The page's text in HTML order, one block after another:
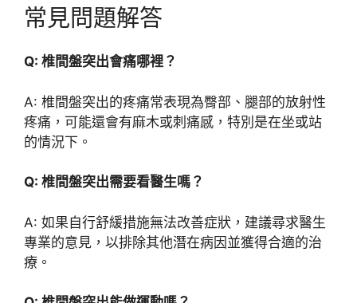
常見問題解答
Q: 椎間盤突出會痛哪裡？
A: 椎間盤突出的疼痛常表現為臀部、腿部的放射性
疼痛，可能還會有麻木或刺痛感，特別是在坐或站
的情況下。
Q: 椎間盤突出需要看醫生嗎？
A: 如果自行舒緩措施無法改善症狀，建議尋求醫生
專業的意見，以排除其他潛在病因並獲得合適的治
療。